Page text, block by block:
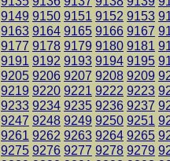
9149 9150 9151 9152 9153
9163 9164 9165 9166 9167
9177 9178 9179 9180 9181
9191 9192 9193 9194 9195
9205 9206 9207 9208 9209
9219 9220 9221 9222 9223
9233 9234 9235 9236 9237
9247 9248 9249 9250 9251
9261 9262 9263 9264 9265
9275 9276 9277 9278 9279